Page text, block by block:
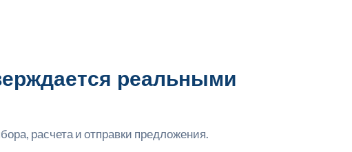
реальными
расчета и отправки предложения.